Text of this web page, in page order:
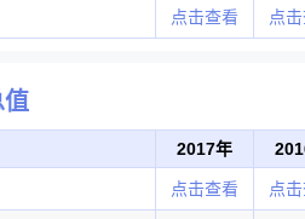
点击查看 点
值
2017年
点击查看 点